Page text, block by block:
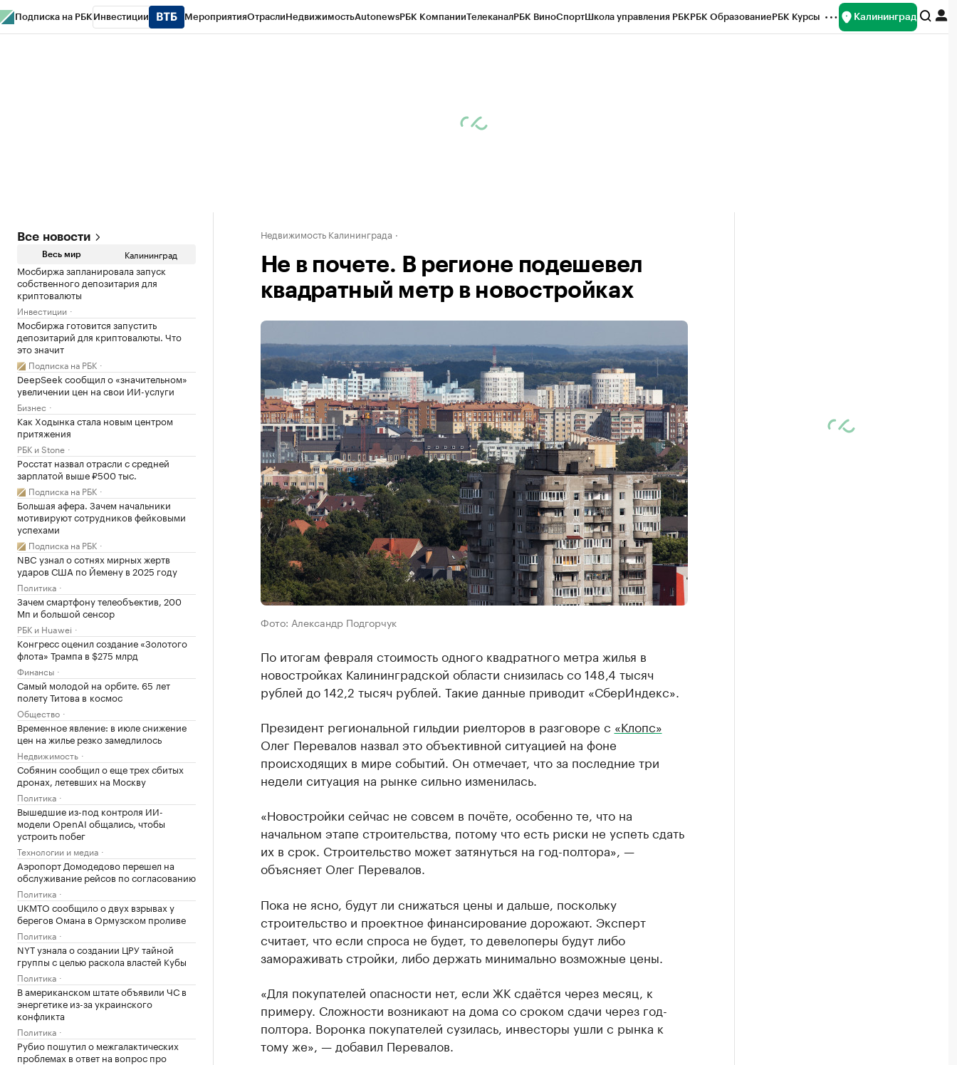
Подписка на РБК Инвестиции МероприятияОтраслиНедвижимостьAutonewsРБК КомпанииТелеканалРБК ВиноСпортШкола управления РБКРБК ОбразованиеРБК Курсы Калининград
Все новости
Весь мир Калининград
Мосбиржа запланировала запуск
собственного депозитария для
криптовалюты
Инвестиции
Мосбиржа готовится запустить
депозитарий для криптовалюты. Что
это значит
Подписка на РБК
DeepSeek сообщил о «значительном»
увеличении цен на свои ИИ-услуги
Бизнес
Как Ходынка стала новым центром
притяжения
РБК и Stone
Росстат назвал отрасли с средней
зарплатой выше ₽500 тыс.
Подписка на РБК
Большая афера. Зачем начальники
мотивируют сотрудников фейковыми
успехами
Подписка на РБК
NBC узнал о сотнях мирных жертв
ударов США по Йемену в 2025 году
Политика
Зачем смартфону телеобъектив, 200
Мп и большой сенсор
РБК и Huawei
Конгресс оценил создание «Золотого
флота» Трампа в $275 млрд
Финансы
Самый молодой на орбите. 65 лет
полету Титова в космос
Общество
Временное явление: в июле снижение
цен на жилье резко замедлилось
Недвижимость
Собянин сообщил о еще трех сбитых
дронах, летевших на Москву
Политика
Вышедшие из-под контроля ИИ-
модели OpenAI общались, чтобы
устроить побег
Технологии и медиа
Аэропорт Домодедово перешел на
обслуживание рейсов по согласованию
Политика
UKMTO сообщило о двух взрывах у
берегов Омана в Ормузском проливе
Политика
NYT узнала о создании ЦРУ тайной
группы с целью раскола властей Кубы
Политика
В американском штате объявили ЧС в
энергетике из-за украинского
конфликта
Политика
Рубио пошутил о межгалактических
проблемах в ответ на вопрос про
Недвижимость Калининграда
Не в почете. В регионе подешевел
квадратный метр в новостройках
Фото: Александр Подгорчук
По итогам февраля стоимость одного квадратного метра жилья в
новостройках Калининградской области снизилась со 148,4 тысяч
рублей до 142,2 тысяч рублей. Такие данные приводит «СберИндекс».
Президент региональной гильдии риелторов в разговоре с «Клопс»
Олег Перевалов назвал это объективной ситуацией на фоне
происходящих в мире событий. Он отмечает, что за последние три
недели ситуация на рынке сильно изменилась.
«Новостройки сейчас не совсем в почёте, особенно те, что на
начальном этапе строительства, потому что есть риски не успеть сдать
их в срок. Строительство может затянуться на год-полтора», —
объясняет Олег Перевалов.
Пока не ясно, будут ли снижаться цены и дальше, поскольку
строительство и проектное финансирование дорожают. Эксперт
считает, что если спроса не будет, то девелоперы будут либо
замораживать стройки, либо держать минимально возможные цены.
«Для покупателей опасности нет, если ЖК сдаётся через месяц, к
примеру. Сложности возникают на дома со сроком сдачи через год-
полтора. Воронка покупателей сузилась, инвесторы ушли с рынка к
тому же», — добавил Перевалов.